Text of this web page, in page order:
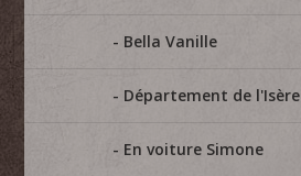
Bella Vanille
Département de l'Isère
En voiture Simone